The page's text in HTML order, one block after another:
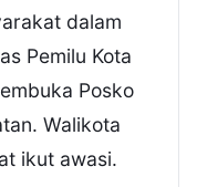
dalam
Pemilu Kota
Posko
Walikota
ikut awasi.